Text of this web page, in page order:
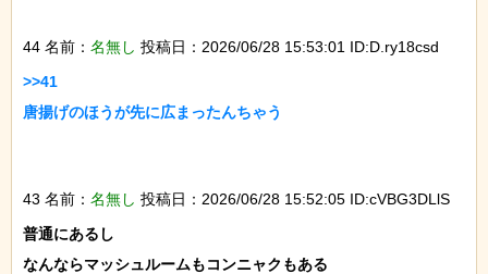
44 名前： 名無し 投稿日：2026/06/28 15:53:01 ID:D.ry18csd
>>41
唐揚げのほうが先に広まったんちゃう
43 名前： 名無し 投稿日：2026/06/28 15:52:05 ID:cVBG3DLlS
普通にあるし
なんならマッシュルームもコンニャクもある